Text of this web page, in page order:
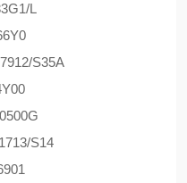
L
S35A
S14